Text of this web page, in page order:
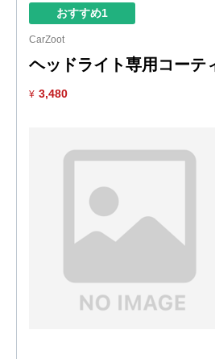
おすすめ1
CarZoot
ヘッドライト専用コーテ
¥ 3,480